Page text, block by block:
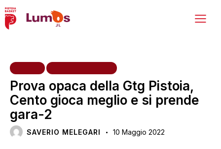
Prova opaca della Gtg Pistoia,
Cento gioca meglio e si prende
gara-2
SAVERIO MELEGARI 10 Maggio 2022